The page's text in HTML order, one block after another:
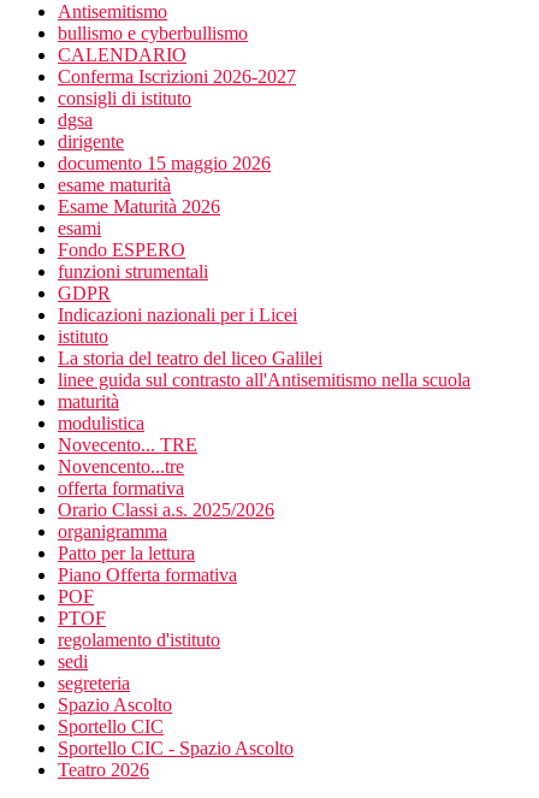
Antisemitismo
bullismo e cyberbullismo
CALENDARIO
Conferma Iscrizioni 2026-2027
consigli di istituto
dgsa
dirigente
documento 15 maggio 2026
esame maturità
Esame Maturità 2026
esami
Fondo ESPERO
funzioni strumentali
GDPR
Indicazioni nazionali per i Licei
istituto
La storia del teatro del liceo Galilei
linee guida sul contrasto all'Antisemitismo nella scuola
maturità
modulistica
Novecento... TRE
Novencento...tre
offerta formativa
Orario Classi a.s. 2025/2026
organigramma
Patto per la lettura
Piano Offerta formativa
POF
PTOF
regolamento d'istituto
sedi
segreteria
Spazio Ascolto
Sportello CIC
Sportello CIC - Spazio Ascolto
Teatro 2026